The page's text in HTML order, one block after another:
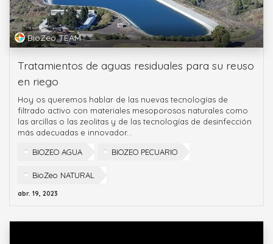
BioZeo TEAM
Tratamientos de aguas residuales para su reuso
en riego
Hoy os queremos hablar de las nuevas tecnologías de
filtrado activo con materiales mesoporosos naturales como
las arcillas o las zeolitas y de las tecnologías de desinfección
más adecuadas e innovador...
BIOZEO AGUA
BIOZEO PECUARIO
BioZeo NATURAL
abr. 19, 2023